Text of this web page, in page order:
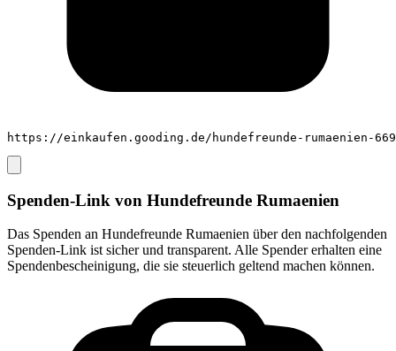
https://einkaufen.gooding.de/hundefreunde-rumaenien-
Spenden-Link von Hundefreunde Rumaenien
Das Spenden an Hundefreunde Rumaenien über den nachfolgenden
Spenden-Link ist sicher und transparent. Alle Spender erhalten eine
Spendenbescheinigung, die sie steuerlich geltend machen können.